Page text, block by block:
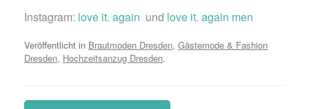
Instagram: love it. again und love it. again men
Veröffentlicht in Brautmoden Dresden, Gästemode & Fashion
Dresden, Hochzeitsanzug Dresden.